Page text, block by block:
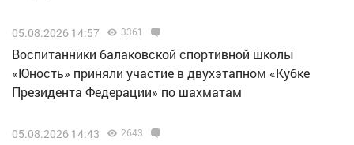
05.08.2026 14:57 3361
Воспитанники балаковской спортивной школы
«Юность» приняли участие в двухэтапном «Кубке
Президента Федерации» по шахматам
05.08.2026 14:43 2643